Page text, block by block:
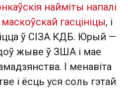
найміты напалі
гасцініцы, і
ў СІЗА КДБ. Юрый —
жыве ў ЗША і мае
І менавіта
і ёсць уся соль гэтай